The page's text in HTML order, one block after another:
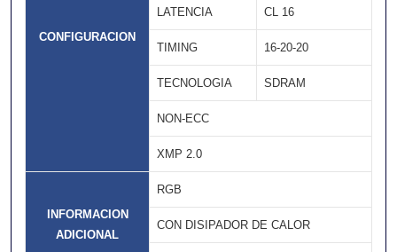
CONFIGURACION
LATENCIA CL 16
TIMING 16-20-20
TECNOLOGIA SDRAM
NON-ECC
XMP 2.0
INFORMACION
ADICIONAL
RGB
CON DISIPADOR DE CALOR